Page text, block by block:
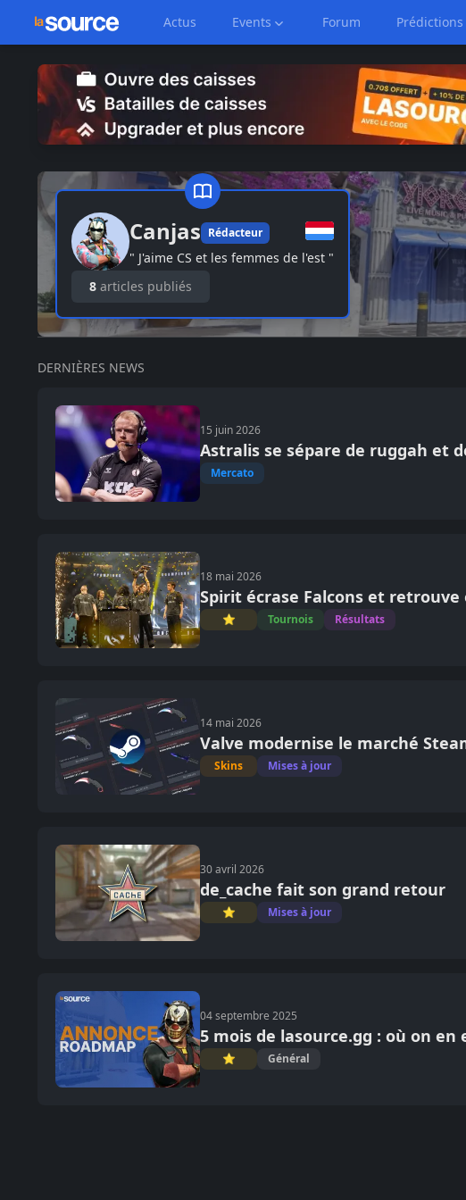
Actus Events Forum Prédictions
Canjas Rédacteur
" J'aime CS et les femmes de l'est "
8 articles publiés
DERNIÈRES NEWS
15 juin 2026
Astralis se sépare de ruggah et
Mercato
18 mai 2026
Spirit écrase Falcons et
⭐ Tournois Résultats
14 mai 2026
Valve modernise le marché
Skins Mises à jour
30 avril 2026
de_cache fait son grand retour
⭐ Mises à jour
04 septembre 2025
5 mois de lasource.gg : où on
⭐ Général